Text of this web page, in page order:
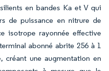
en bandes Ka et V qui
de puissance en nitrure de
isotrope rayonnée effective
abonné abrite 256 à 1
créant une augmentation en